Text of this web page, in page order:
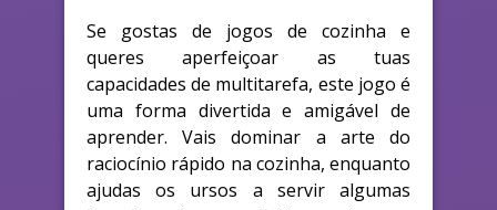
Se gostas de jogos de cozinha e
queres aperfeiçoar as tuas
capacidades de multitarefa, este jogo é
uma forma divertida e amigável de
aprender. Vais dominar a arte do
raciocínio rápido na cozinha, enquanto
ajudas os ursos a servir algumas